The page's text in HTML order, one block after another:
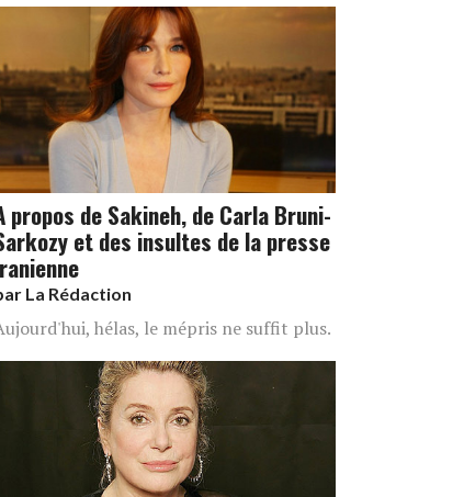
propos de Sakineh, de Carla Bruni-
et des insultes de la presse
La Rédaction
hélas, le mépris ne suffit plus.